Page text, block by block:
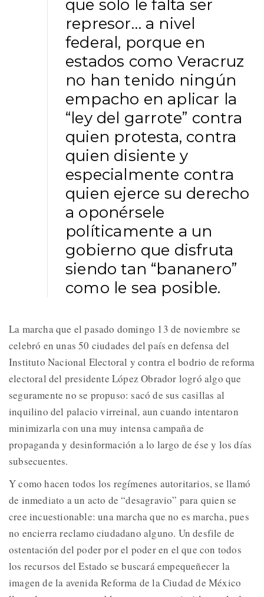
que solo le falta ser
represor… a nivel
federal, porque en
estados como Veracruz
no han tenido ningún
empacho en aplicar la
“ley del garrote” contra
quien protesta, contra
quien disiente y
especialmente contra
quien ejerce su derecho
a oponérsele
políticamente a un
gobierno que disfruta
siendo tan “bananero”
como le sea posible.
La marcha que el pasado domingo 13 de noviembre se
celebró en unas 50 ciudades del país en defensa del
Instituto Nacional Electoral y contra el bodrio de reforma
electoral del presidente López Obrador logró algo que
seguramente no se propuso: sacó de sus casillas al
inquilino del palacio virreinal, aun cuando intentaron
minimizarla con una muy intensa campaña de
propaganda y desinformación a lo largo de ése y los días
subsecuentes.
Y como hacen todos los regímenes autoritarios, se llamó
de inmediato a un acto de “desagravio” para quien se
cree incuestionable: una marcha que no es marcha, pues
no encierra reclamo ciudadano alguno. Un desfile de
ostentación del poder por el poder en el que con todos
los recursos del Estado se buscará empequeñecer la
imagen de la avenida Reforma de la Ciudad de México